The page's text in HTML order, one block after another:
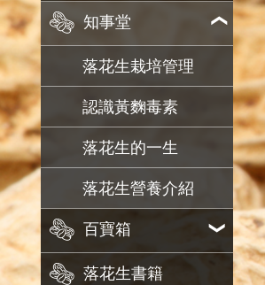
知事堂
落花生栽培管理
認識黃麴毒素
落花生的一生
落花生營養介紹
百寶箱
落花生書籍